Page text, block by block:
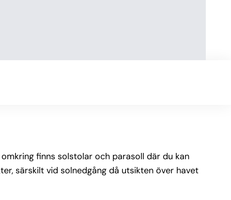
finns solstolar och parasoll där du kan
särskilt vid solnedgång då utsikten över havet